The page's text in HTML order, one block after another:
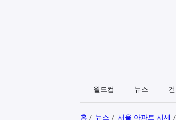
월드컵 뉴스
홈 뉴스 서울 아파트 시세